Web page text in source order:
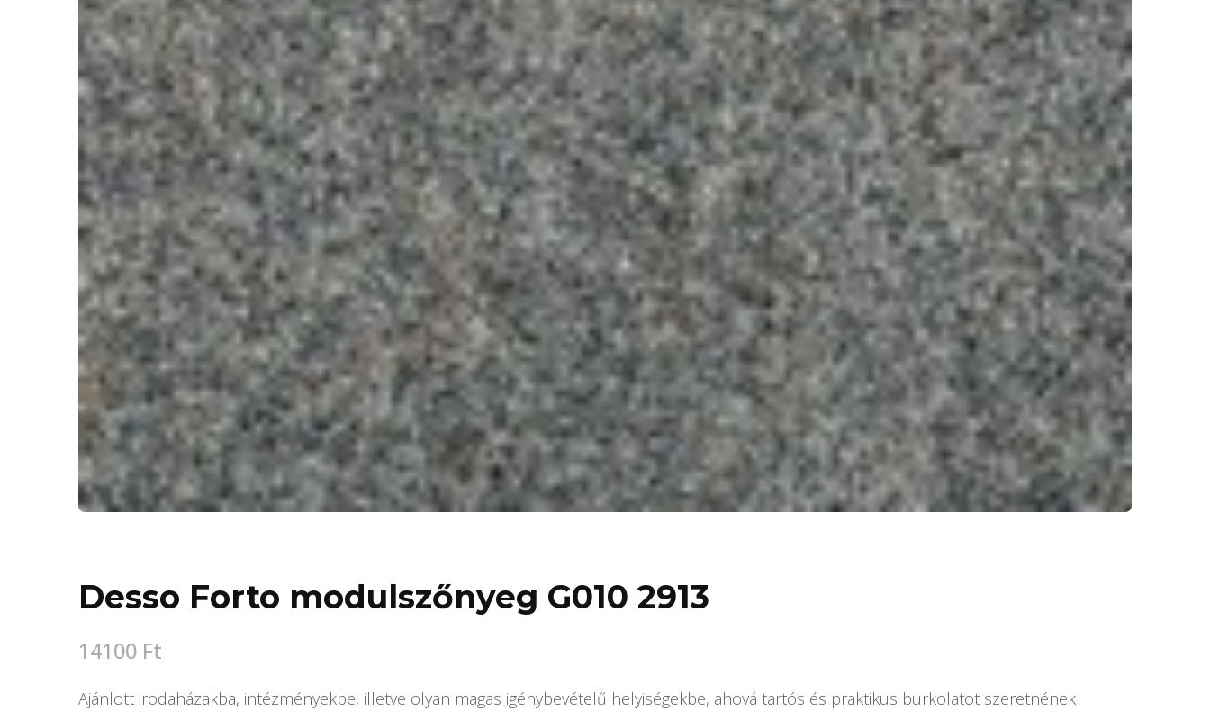
Desso Forto modulszőnyeg G010 2913
14100 Ft
Ajánlott irodaházakba, intézményekbe, illetve olyan magas igénybevételű helyiségekbe, ahová tartós és praktikus burkolatot szeretnének